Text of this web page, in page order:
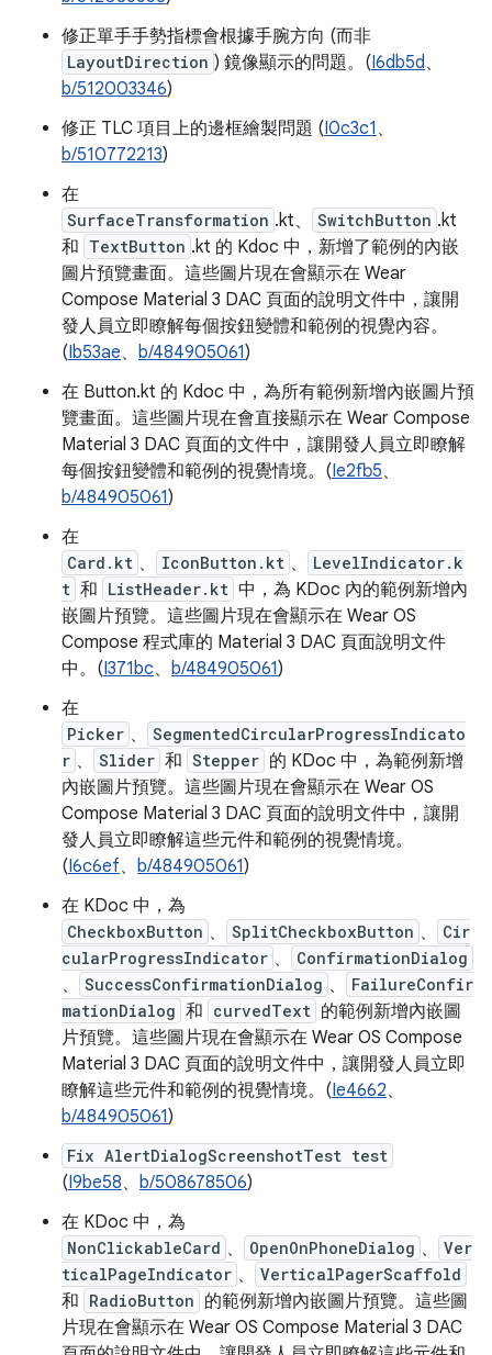
修正單手手勢指標會根據手腕方向 (而非
LayoutDirection ) 鏡像顯示的問題。(I6db5d、
b/512003346)
修正 TLC 項目上的邊框繪製問題 (I0c3c1 、
b/510772213)
在
SurfaceTransformation .kt、 SwitchButton .kt
和 TextButton .kt 的 Kdoc 中，新增了範例的內嵌
圖片預覽畫面。這些圖片現在會顯示在 Wear
Compose Material 3 DAC 頁面的說明文件中，讓開
發人員立即瞭解每個按鈕變體和範例的視覺內容。
(Ib53ae、 b/484905061)
在 Button.kt 的 Kdoc 中，為所有範例新增內嵌圖片預
覽畫面。這些圖片現在會直接顯示在 Wear Compose
Material 3 DAC 頁面的文件中，讓開發人員立即瞭解
每個按鈕變體和範例的視覺情境。(Ie2fb5、
b/484905061)
在
Card.kt 、 IconButton.kt 、
LevelIndicator.k
t 和 ListHeader.kt 中，為 KDoc 內的範例新增內
嵌圖片預覽。這些圖片現在會顯示在 Wear OS
Compose 程式庫的 Material 3 DAC 頁面說明文件
中。(I371bc、 b/484905061)
在
Picker 、
SegmentedCircularProgressIndicato
r 、 Slider 和 Stepper 的 KDoc 中，為範例新增
內嵌圖片預覽。這些圖片現在會顯示在 Wear OS
Compose Material 3 DAC 頁面的說明文件中，讓開
發人員立即瞭解這些元件和範例的視覺情境。
(I6c6ef、 b/484905061)
在 KDoc 中，為
CheckboxButton 、 SplitCheckboxButton 、
Cir
cularProgressIndicator 、 ConfirmationDialog
、 SuccessConfirmationDialog 、
FailureConfir
mationDialog 和 curvedText 的範例新增內嵌圖
片預覽。這些圖片現在會顯示在 Wear OS Compose
Material 3 DAC 頁面的說明文件中，讓開發人員立即
瞭解這些元件和範例的視覺情境。(Ie4662、
b/484905061)
Fix AlertDialogScreenshotTest test
(I9be58、 b/508678506)
在 KDoc 中，為
NonClickableCard 、 OpenOnPhoneDialog 、
Ver
ticalPageIndicator 、 VerticalPagerScaffold
和 RadioButton 的範例新增內嵌圖片預覽。這些圖
片現在會顯示在 Wear OS Compose Material 3 DAC